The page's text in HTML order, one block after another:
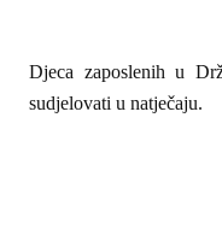
Djeca zaposlenih u
sudjelovati u natječaju.